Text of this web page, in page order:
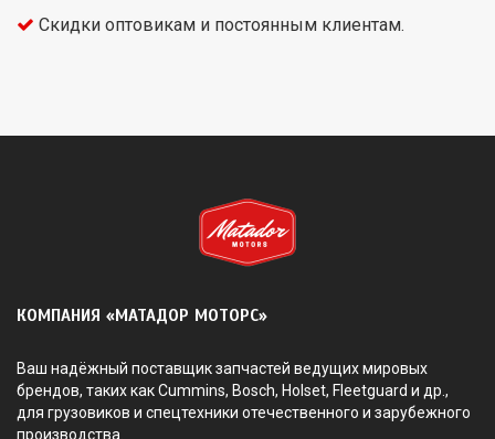
Скидки оптовикам и постоянным клиентам.
КОМПАНИЯ «МАТАДОР МОТОРС»
Ваш надёжный поставщик запчастей ведущих мировых
брендов, таких как Cummins, Bosch, Holset, Fleetguard и др.,
для грузовиков и спецтехники отечественного и зарубежного
производства.